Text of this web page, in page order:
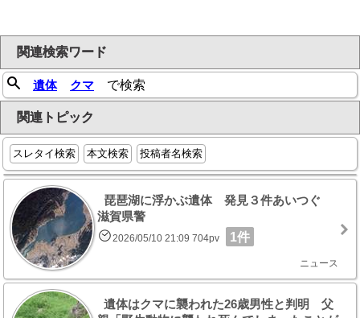
関連検索ワード
遺体 クマ で検索
関連トピック
スレタイ検索 本文検索 投稿者名検索
琵琶湖に浮かぶ遺体 発見３件あいつぐ
滋賀県警
2026/05/10 21:09 704pv 1件
ニュース
遺体はクマに襲われた26歳男性と判明 父